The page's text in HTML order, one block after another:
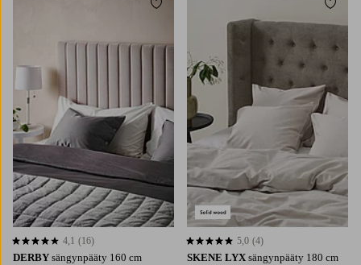
DERBY sängynpääty 160 cm
4,1 perustuen 16 arvosanaan
4,1 (16)
Lisää suosikkeihin
SKENE LYX sängynpääty 180 cm
5,0 perustuen 4 arvosanaan
5,0 (4)
Lisää